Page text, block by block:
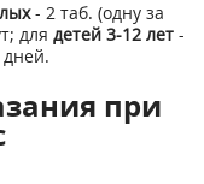
- 2 таб. (одну за
для детей 3-12 лет -
дней.
при